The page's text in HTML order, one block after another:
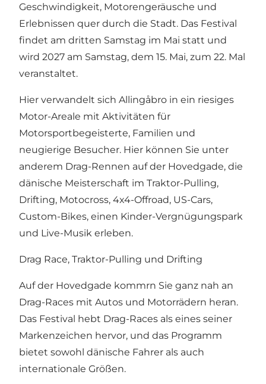
Geschwindigkeit, Motorengeräusche und
Erlebnissen quer durch die Stadt. Das Festival
findet am dritten Samstag im Mai statt und
wird 2027 am Samstag, dem 15. Mai, zum 22. Mal
veranstaltet.
Hier verwandelt sich Allingåbro in ein riesiges
Motor-Areale mit Aktivitäten für
Motorsportbegeisterte, Familien und
neugierige Besucher. Hier können Sie unter
anderem Drag-Rennen auf der Hovedgade, die
dänische Meisterschaft im Traktor-Pulling,
Drifting, Motocross, 4x4-Offroad, US-Cars,
Custom-Bikes, einen Kinder-Vergnügungspark
und Live-Musik erleben.
Drag Race, Traktor-Pulling und Drifting
Auf der Hovedgade kommrn Sie ganz nah an
Drag-Races mit Autos und Motorrädern heran.
Das Festival hebt Drag-Races als eines seiner
Markenzeichen hervor, und das Programm
bietet sowohl dänische Fahrer als auch
internationale Größen.